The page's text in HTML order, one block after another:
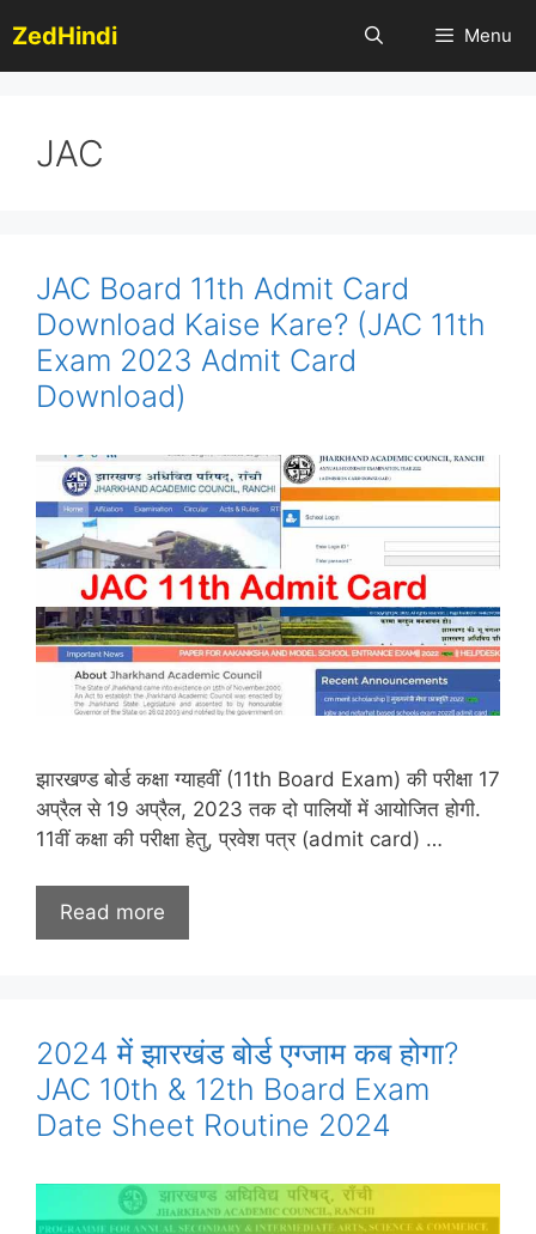
to
content
ZedHindi Menu
JAC
JAC Board 11th Admit Card
Download Kaise Kare? (JAC 11th
Exam 2023 Admit Card
Download)
झारखण्ड बोर्ड कक्षा ग्याहवीं (11th Board Exam) की परीक्षा 17
अप्रैल से 19 अप्रैल, 2023 तक दो पालियों में आयोजित होगी.
11वीं कक्षा की परीक्षा हेतु, प्रवेश पत्र (admit card) …
Read more
2024 में झारखंड बोर्ड एग्जाम कब होगा?
JAC 10th & 12th Board Exam
Date Sheet Routine 2024